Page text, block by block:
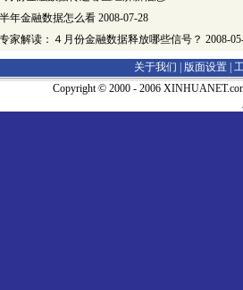
半年金融数据怎么看 2008-07-28
专家解读：４月份金融数据释放哪些信号？ 2008-
关于我们 | 版面设置
Copyright © 2000 - 2006